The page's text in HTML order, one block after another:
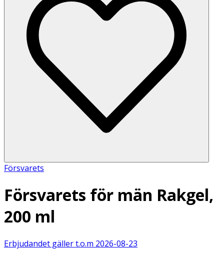
Försvarets
Försvarets för män Rakgel,
200 ml
Erbjudandet gäller t.o.m 2026-08-23